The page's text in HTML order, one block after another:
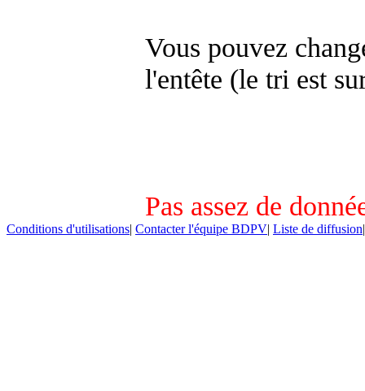
Vous pouvez
l'entête (le tri est
Pas assez de
Conditions d'utilisations| Contacter l'équipe BDPV| Liste de diffusion